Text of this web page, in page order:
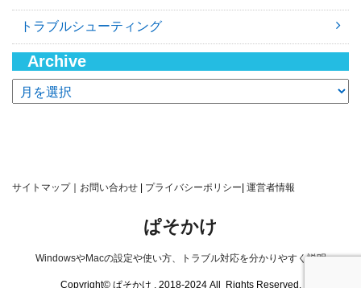
トラブルシューティング
Archive
ア
ー
サイトマップ｜ お問い合わせ | プライバシーポリシー| 運営者情報
ぱそかけ
WindowsやMacの設定や使い方、トラブル対応を分かりやすく説明
Copyright© ぱそかけ , 2018-2024 All Rights Reserved.